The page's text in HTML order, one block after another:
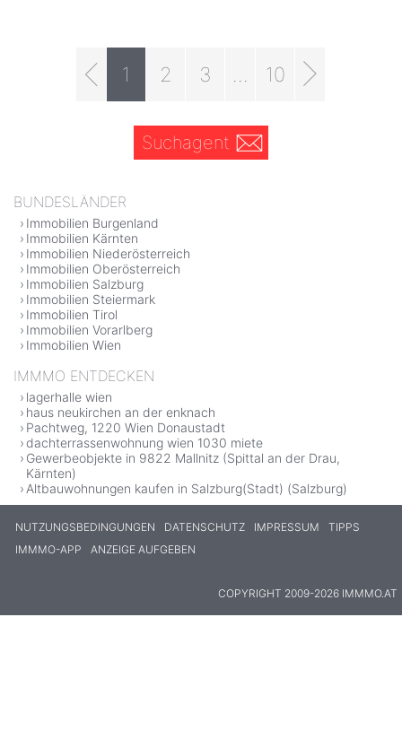
1 2 3 10
Suchagent
BUNDESLÄNDER
Immobilien Burgenland
Immobilien Kärnten
Immobilien Niederösterreich
Immobilien Oberösterreich
Immobilien Salzburg
Immobilien Steiermark
Immobilien Tirol
Immobilien Vorarlberg
Immobilien Wien
IMMMO ENTDECKEN
lagerhalle wien
haus neukirchen an der enknach
Pachtweg, 1220 Wien Donaustadt
dachterrassenwohnung wien 1030 miete
Gewerbeobjekte in 9822 Mallnitz (Spittal an der Drau,
Kärnten)
Altbauwohnungen kaufen in Salzburg(Stadt) (Salzburg)
NUTZUNGSBEDINGUNGEN DATENSCHUTZ IMPRESSUM
TIPPS
IMMMO-APP
ANZEIGE AUFGEBEN
COPYRIGHT 2009-2026 IMMMO.AT